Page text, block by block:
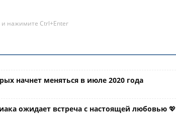
и нажимите Ctrl+Enter
начнет меняться в июле 2020 года
ожидает встреча с настоящей любовью 💖